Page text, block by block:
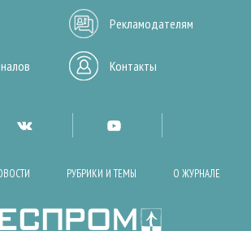
Рекламодателям
Контакты
РУБРИКИ И ТЕМЫ О ЖУРНАЛЕ